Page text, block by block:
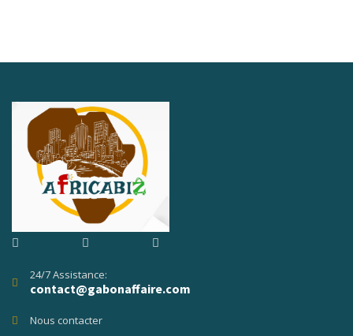
24/7 Assistance:
contact@gabonaffaire.com
Nous contacter